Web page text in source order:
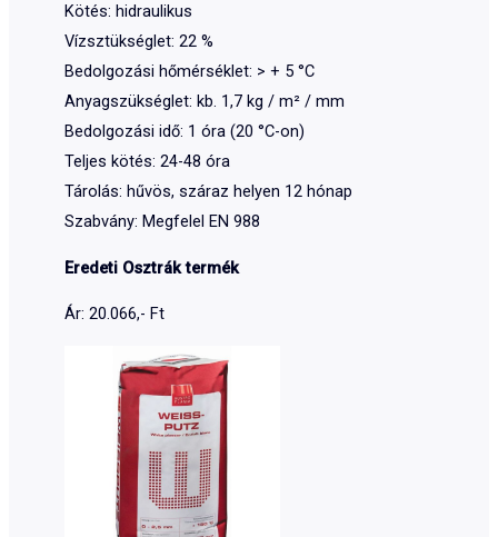
Kötés: hidraulikus
Vízsztükséglet: 22 %
Bedolgozási hőmérséklet: > + 5 °C
Anyagszükséglet: kb. 1,7 kg / m² / mm
Bedolgozási idő: 1 óra (20 °C-on)
Teljes kötés: 24-48 óra
Tárolás: hűvös, száraz helyen 12 hónap
Szabvány: Megfelel EN 988
Eredeti Osztrák termék
Ár: 20.066,- Ft